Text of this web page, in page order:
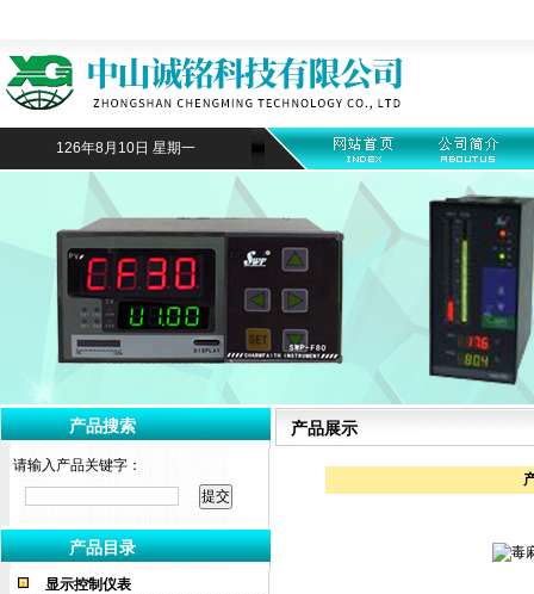
126年8月10日 星期一
产品搜索
请输入产品关键字：
产品目录
显示控制仪表
产品展示